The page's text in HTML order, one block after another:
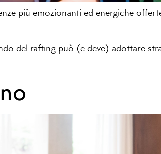
più emozionanti ed energiche
del rafting può (e deve) adottare